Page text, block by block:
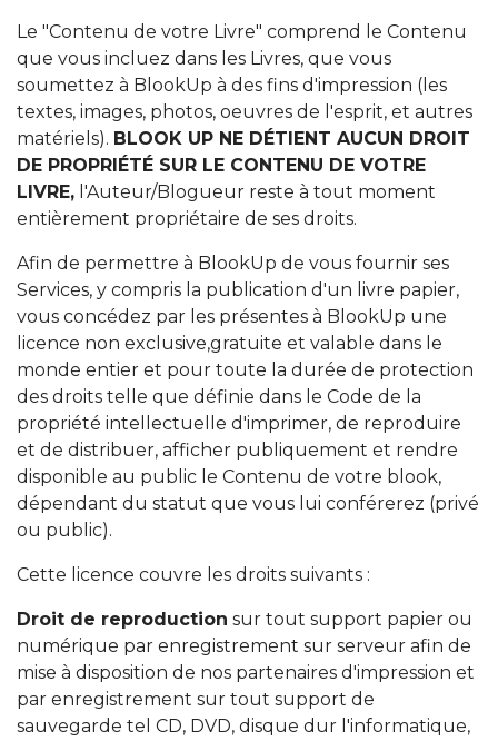
Le "Contenu de votre Livre" comprend le Contenu
que vous incluez dans les Livres, que vous
soumettez à BlookUp à des fins d'impression (les
textes, images, photos, oeuvres de l'esprit, et autres
matériels). BLOOK UP NE DÉTIENT AUCUN DROIT
DE PROPRIÉTÉ SUR LE CONTENU DE VOTRE
LIVRE, l'Auteur/Blogueur reste à tout moment
entièrement propriétaire de ses droits.
Afin de permettre à BlookUp de vous fournir ses
Services, y compris la publication d'un livre papier,
vous concédez par les présentes à BlookUp une
licence non exclusive,gratuite et valable dans le
monde entier et pour toute la durée de protection
des droits telle que définie dans le Code de la
propriété intellectuelle d'imprimer, de reproduire
et de distribuer, afficher publiquement et rendre
disponible au public le Contenu de votre blook,
dépendant du statut que vous lui conférerez (privé
ou public).
Cette licence couvre les droits suivants :
Droit de reproduction sur tout support papier ou
numérique par enregistrement sur serveur afin de
mise à disposition de nos partenaires d'impression et
par enregistrement sur tout support de
sauvegarde tel CD, DVD, disque dur l'informatique,